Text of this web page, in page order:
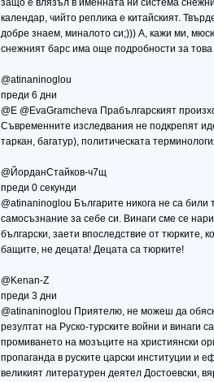
защо е влязъл в именната ни система
календар, чийто реплика е китайският.
добре знаем, миналото си;))) А, кажи ми,
снежният барс има още подробности за
@atinaninoglou
преди 6 дни
@E @EvaGramcheva Прабългарският
Съвременните изследвания не подкрепят
таркан, багатур), политическата
@ЙорданСтайков-ч7щ
преди 0 секунди
@atinaninoglou Българите никога не са
самосъзнание за себе си. Винаги сме се
български, заети впоследствие от тюрките,
бащите, не децата! Децата са тюрките!
@Kenan-Z
преди 3 дни
@atinaninoglou Приятелю, не можеш да
резултат на Руско-турските войни и винаги
промиването на мозъците на християнски
пропаганда в руските царски институции и
великият литературен деятел Достоевски,